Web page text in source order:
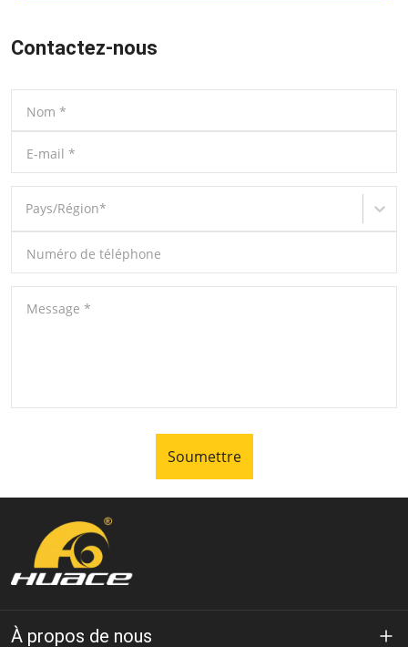
Contactez-nous
Nom *
E-mail *
Pays/Région*
Numéro de téléphone
Message *
Soumettre
À propos de nous